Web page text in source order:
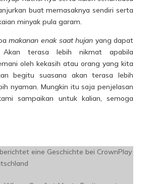
buat memasaknya sendiri serta
minyak pula garam.
makanan enak saat hujan yang dapat
Akan terasa lebih nikmat apabila
oleh kekasih atau orang yang kita
begitu suasana akan terasa lebih
nyaman. Mungkin itu saja penjelasan
sampaikan untuk kalian, semoga
eine Geschichte bei CrownPlay